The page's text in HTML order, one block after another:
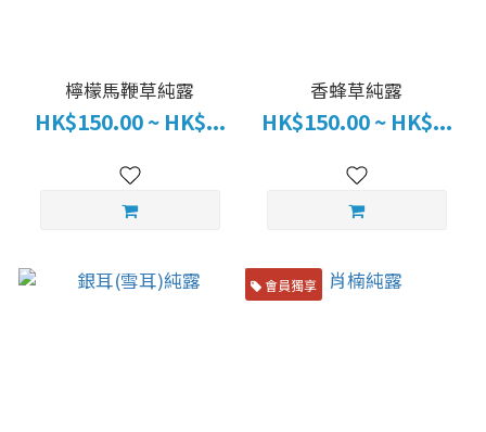
檸檬馬鞭草純露
HK$150.00 ~ HK$...
香蜂草純露
HK$150.00 ~ HK$...
會員獨享